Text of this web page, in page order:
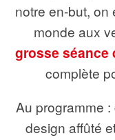
notre en-but, on
monde aux
grosse séance
complète
Au programme
design affûté